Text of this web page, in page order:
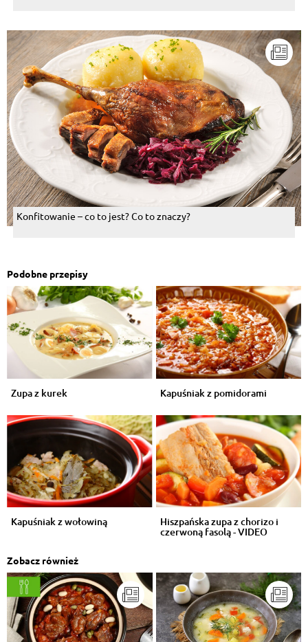
Konfitowanie – co to jest? Co to znaczy?
Podobne przepisy
Zupa z kurek Kapuśniak z pomidorami
Kapuśniak z wołowiną Hiszpańska zupa z chorizo i
czerwoną fasolą - VIDEO
Zobacz również